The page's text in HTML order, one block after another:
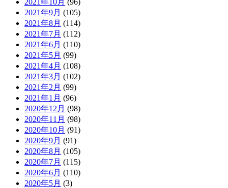
2021年10月 (96)
2021年9月 (105)
2021年8月 (114)
2021年7月 (112)
2021年6月 (110)
2021年5月 (99)
2021年4月 (108)
2021年3月 (102)
2021年2月 (99)
2021年1月 (96)
2020年12月 (98)
2020年11月 (98)
2020年10月 (91)
2020年9月 (91)
2020年8月 (105)
2020年7月 (115)
2020年6月 (110)
2020年5月 (3)